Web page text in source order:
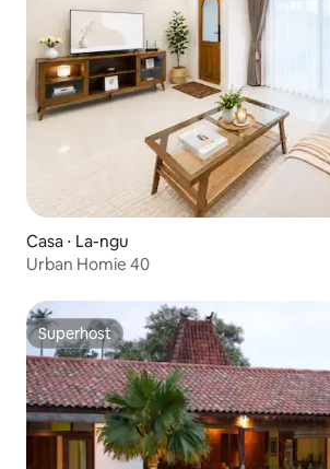
Casa ⋅ La-ngu
Urban Homie 40
Superhost
Superhost